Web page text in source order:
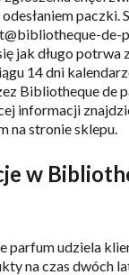
paczki.
de-
jak długo potrwa
14 dni
Bibliotheque de
informacji
na stronie sklepu.
w
parfum udziela
na czas dwóch